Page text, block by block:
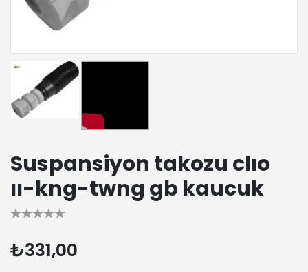
Suspansiyon takozu clıo
ıı-kng-twng gb kaucuk
₺331,00